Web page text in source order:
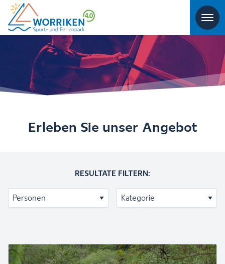
Erleben Sie unser Angebot
RESULTATE FILTERN: